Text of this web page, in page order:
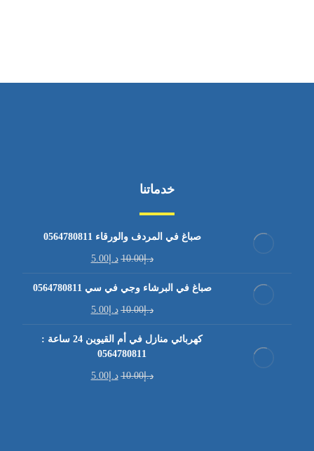
خدماتنا
صباغ في المردف والورقاء 0564780811
د.إ10.00 د.إ5.00
صباغ في البرشاء وجي في سي 0564780811
د.إ10.00 د.إ5.00
كهربائي منازل في أم القيوين 24 ساعة :
0564780811
د.إ10.00 د.إ5.00